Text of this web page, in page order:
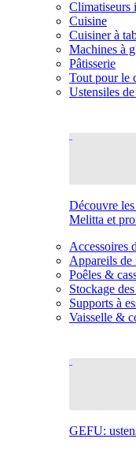
Climatiseurs
Cuisine
Cuisiner à
Machines à
Pâtisserie
Tout pour le
Ustensiles
Découvre
Melitta et
Accessoires
Appareils de
Poêles &
Stockage
Supports à
Vaisselle &
GEFU: